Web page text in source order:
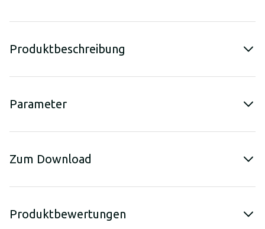
Produktbeschreibung
Parameter
Zum Download
Produktbewertungen